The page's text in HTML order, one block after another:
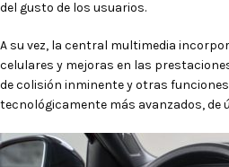
del gusto de los usuarios.
A su vez, la central multimedia
celulares y mejoras en las
de colisión inminente y otras
tecnológicamente más avanzados, de